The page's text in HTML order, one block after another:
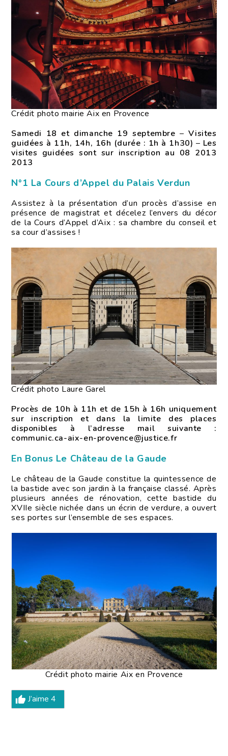
Crédit photo mairie Aix en Provence
Samedi 18 et dimanche 19 septembre –Visites
guidées à 11h, 14h, 16h (durée : 1h à 1h30) – Les
visites guidées sont sur inscription au 08 2013
2013
N°1 La Cours d’Appel du Palais Verdun
Assistez à la présentation d’un procès d’assise en
présence de magistrat et décelez l’envers du décor
de la Cours d’Appel d’Aix : sa chambre du conseil et
sa cour d’assises !
Crédit photo Laure Garel
Procès de 10h à 11h et de 15h à 16h uniquement
sur inscription et dans la limite des places
disponibles à l’adresse mail suivante :
communic.ca-aix-en-provence@justice.fr
En Bonus Le Château de la Gaude
Le château de la Gaude constitue la quintessence de
la bastide avec son jardin à la française classé. Après
plusieurs années de rénovation, cette bastide du
XVIIe siècle nichée dans un écrin de verdure, a ouvert
ses portes sur l’ensemble de ses espaces.
Crédit photo mairie Aix en Provence
J’aime4